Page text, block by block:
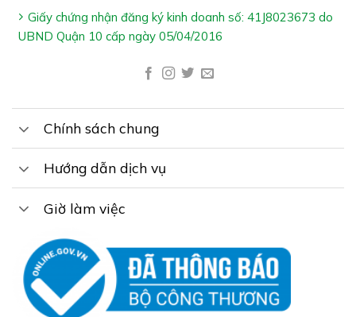
Ai Nên Dùng NATTOKINASE PLUS:
Đau đầu, chóng mặt, mất ngủ, đau mỏi vai gáy, tê bì
Cách Dùng NATTOKINASE PLUS:
Uống 2 viên x 1 lần/ngày
Giấy chứng nhận đăng ký kinh doanh số: 41J8023673 do
UBND Quận 10 cấp ngày 05/04/2016
Chính sách chung
Hướng dẫn dịch vụ
Giờ làm việc